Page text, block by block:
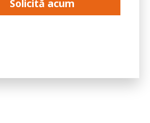
Solicită acum